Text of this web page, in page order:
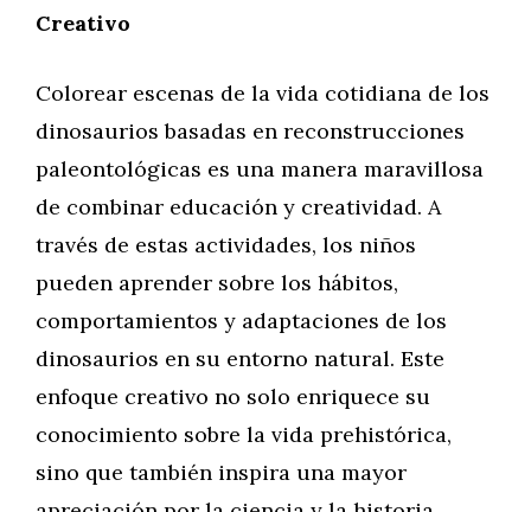
Creativo
Colorear escenas de la vida cotidiana de los
dinosaurios basadas en reconstrucciones
paleontológicas es una manera maravillosa
de combinar educación y creatividad. A
través de estas actividades, los niños
pueden aprender sobre los hábitos,
comportamientos y adaptaciones de los
dinosaurios en su entorno natural. Este
enfoque creativo no solo enriquece su
conocimiento sobre la vida prehistórica,
sino que también inspira una mayor